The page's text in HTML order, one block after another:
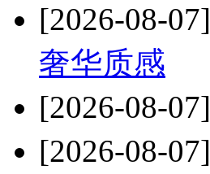
[2026-08-07]
奢华质感
[2026-08-07]
[2026-08-07]